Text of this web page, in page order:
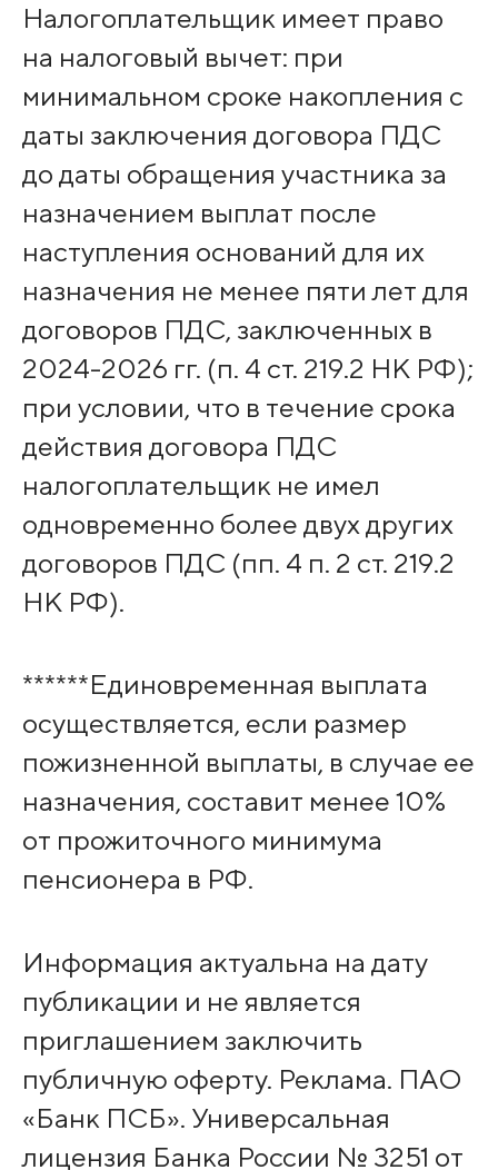
Налогоплательщик имеет право
на налоговый вычет: при
минимальном сроке накопления с
даты заключения договора ПДС
до даты обращения участника за
назначением выплат после
наступления оснований для их
назначения не менее пяти лет для
договоров ПДС, заключенных в
2024-2026 гг. (п. 4 ст. 219.2 НК РФ);
при условии, что в течение срока
действия договора ПДС
налогоплательщик не имел
одновременно более двух других
договоров ПДС (пп. 4 п. 2 ст. 219.2
НК РФ).
******Единовременная выплата
осуществляется, если размер
пожизненной выплаты, в случае ее
назначения, составит менее 10%
от прожиточного минимума
пенсионера в РФ.
Информация актуальна на дату
публикации и не является
приглашением заключить
публичную оферту. Реклама. ПАО
«Банк ПСБ». Универсальная
лицензия Банка России № 3251 от